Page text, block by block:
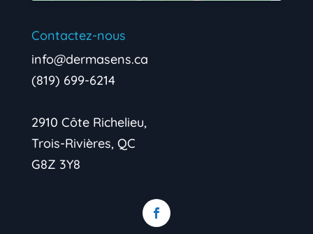
Contactez-nous
info@dermasens.ca
(819) 699-6214
2910 Côte Richelieu,
Trois-Rivières, QC
G8Z 3Y8